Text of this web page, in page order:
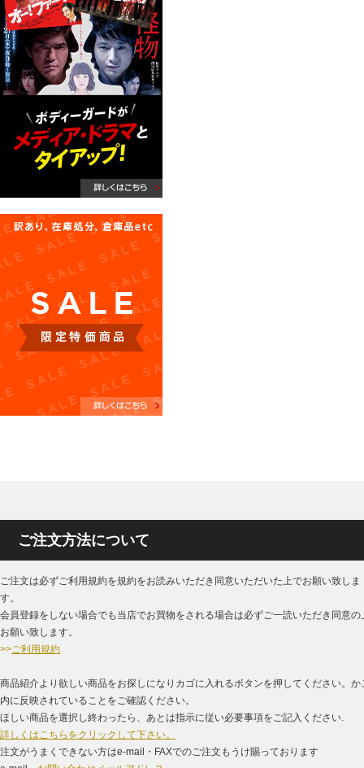
ご注文方法について
ご注文は必ずご利用規約を規約をお読みいただき同意いただいた上でお願い致しま
す。
会員登録をしない場合でも当店でお買物をされる場合は必ずご一読いただき同意の
お願い致します。
>>ご利用規約
商品紹介より欲しい商品をお探しになりカゴに入れるボタンを押してください。か
内に反映されていることをご確認ください。
ほしい商品を選択し終わったら、あとは指示に従い必要事項をご記入ください.
詳しくはこちらをクリックして下さい。
注文がうまくできない方はe-mail・FAXでのご注文もうけ賜っております